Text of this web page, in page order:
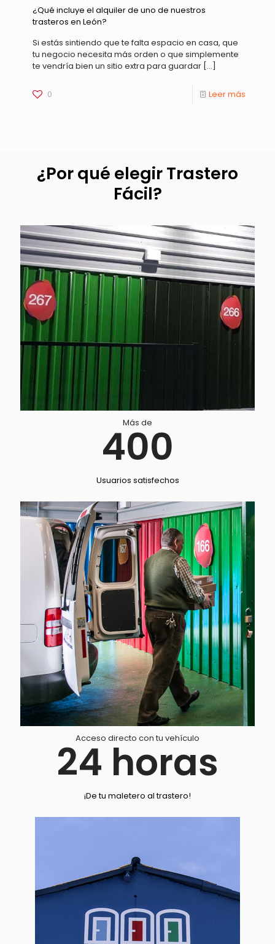
¿Qué incluye el alquiler de uno de nuestros
trasteros en León?
Si estás sintiendo que te falta espacio en casa, que
tu negocio necesita más orden o que simplemente
te vendría bien un sitio extra para guardar […]
0 Leer más
¿Por qué elegir Trastero
Fácil?
Más de
400
Usuarios satisfechos
Acceso directo con tu vehículo
24 horas
¡De tu maletero al trastero!